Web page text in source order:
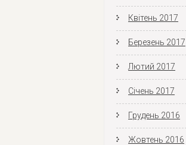
Квітень 2017
Березень 2017
Лютий 2017
Січень 2017
Грудень 2016
Жовтень 2016